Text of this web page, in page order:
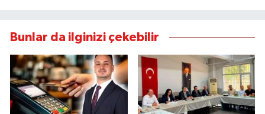
Bunlar da ilginizi çekebilir